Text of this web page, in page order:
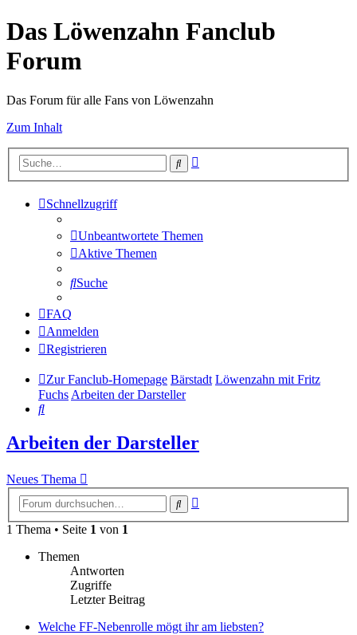
Das Löwenzahn Fanclub
Forum
Das Forum für alle Fans von Löwenzahn
Zum Inhalt
Suche
Schnellzugriff
Unbeantwortete Themen
Aktive Themen
Suche
FAQ
Anmelden
Registrieren
Zur Fanclub-Homepage Bärstadt Löwenzahn mit Fritz
FuchsArbeiten der Darsteller
Suche
Arbeiten der Darsteller
Neues Thema
Suche
1 Thema • Seite 1 von 1
Themen
Antworten
Zugriffe
Letzter Beitrag
Welche FF-Nebenrolle mögt ihr am liebsten?